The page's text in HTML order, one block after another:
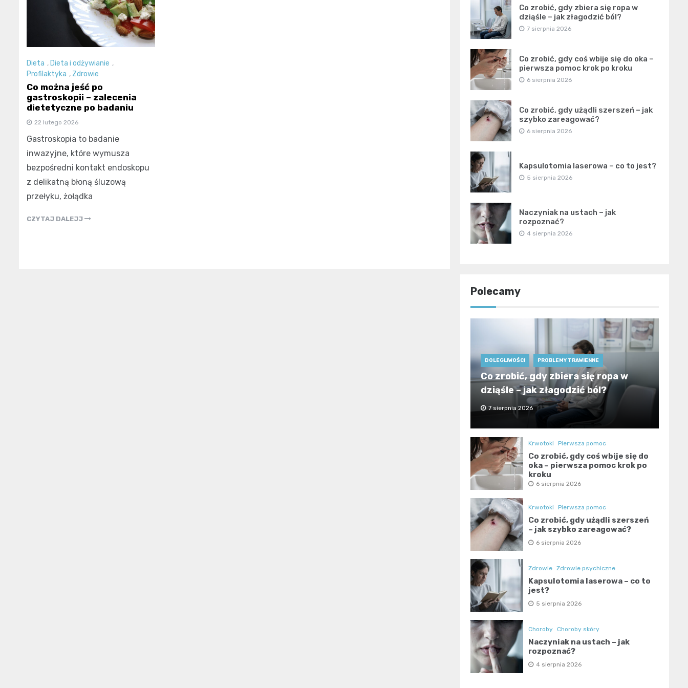
Dieta , Dieta i odżywianie ,
Profilaktyka , Zdrowie
Co można jeść po
gastroskopii – zalecenia
dietetyczne po badaniu
22 lutego 2026
Gastroskopia to badanie
inwazyjne, które wymusza
bezpośredni kontakt endoskopu
z delikatną błoną śluzową
przełyku, żołądka
CZYTAJ DALEJJ
Co zrobić, gdy zbiera się ropa w
dziąśle – jak złagodzić ból?
7 sierpnia 2026
Co zrobić, gdy coś wbije się do oka –
pierwsza pomoc krok po kroku
6 sierpnia 2026
Co zrobić, gdy użądli szerszeń – jak
szybko zareagować?
6 sierpnia 2026
Kapsulotomia laserowa – co to jest?
5 sierpnia 2026
Naczyniak na ustach – jak
rozpoznać?
4 sierpnia 2026
Polecamy
DOLEGLIWOŚCI PROBLEMY TRAWIENNE
Co zrobić, gdy zbiera się ropa w
dziąśle – jak złagodzić ból?
7 sierpnia 2026
Krwotoki Pierwsza pomoc
Co zrobić, gdy coś wbije się do
oka – pierwsza pomoc krok po
kroku
6 sierpnia 2026
Krwotoki Pierwsza pomoc
Co zrobić, gdy użądli szerszeń
– jak szybko zareagować?
6 sierpnia 2026
Zdrowie Zdrowie psychiczne
Kapsulotomia laserowa – co to
jest?
5 sierpnia 2026
Choroby Choroby skóry
Naczyniak na ustach – jak
rozpoznać?
4 sierpnia 2026